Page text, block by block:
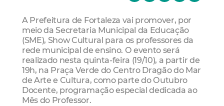
A Prefeitura de Fortaleza vai promover, por
meio da Secretaria Municipal da Educação
(SME), Show Cultural para os professores da
rede municipal de ensino. O evento será
realizado nesta quinta-feira (19/10), a partir de
19h, na Praça Verde do Centro Dragão do Mar
de Arte e Cultura, como parte do Outubro
Docente, programação especial dedicada ao
Mês do Professor.